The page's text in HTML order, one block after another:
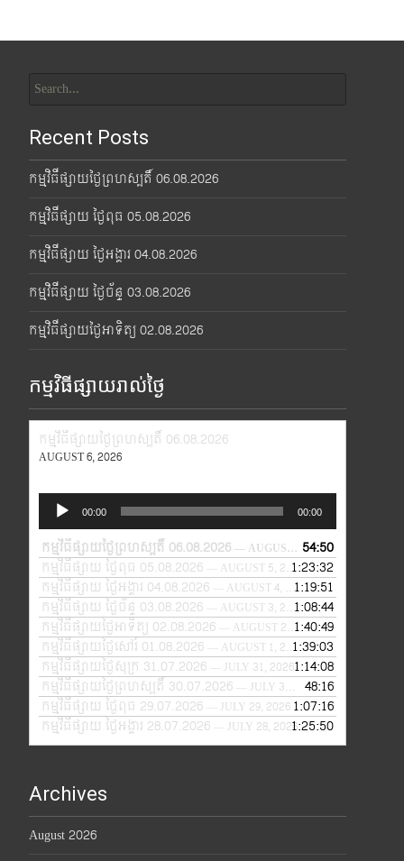
for:
Recent Posts
កម្មវិធីផ្សាយថ្ងៃព្រហស្បតិ៍ 06.08.2026
កម្មវិធីផ្សាយ ថ្ងៃពុធ 05.08.2026
កម្មវិធីផ្សាយ ថ្ងៃអង្គារ 04.08.2026
កម្មវិធីផ្សាយ ថ្ងៃច័ន្ទ 03.08.2026
កម្មវិធីផ្សាយថ្ងៃអាទិត្យ 02.08.2026
កម្មវិធីផ្សាយរាល់ថ្ងៃ
កម្មវិធីផ្សាយថ្ងៃព្រហស្បតិ៍ 06.08.2026
AUGUST 6, 2026
Audio
Player
00:00 00:00
កម្មវិធីផ្សាយថ្ងៃព្រហស្បតិ៍ 06.08.2026— AUGUST 6, 2026
54:50
កម្មវិធីផ្សាយ ថ្ងៃពុធ 05.08.2026
— AUGUST 5, 2026 1:23:32
កម្មវិធីផ្សាយ ថ្ងៃអង្គារ 04.08.2026
— AUGUST 4, 2026
1:19:51
កម្មវិធីផ្សាយ ថ្ងៃច័ន្ទ 03.08.2026
— AUGUST 3, 2026 1:08:44
កម្មវិធីផ្សាយថ្ងៃអាទិត្យ 02.08.2026
— AUGUST 2, 2026 1:40:49
កម្មវិធីផ្សាយថ្ងៃសៅរ៍ 01.08.2026
— AUGUST 1, 2026 1:39:03
កម្មវិធីផ្សាយថ្ងៃសុក្រ 31.07.2026
— JULY 31, 20261:14:08
កម្មវិធីផ្សាយថ្ងៃព្រហស្បតិ៍ 30.07.2026
— JULY 30, 2026
48:16
កម្មវិធីផ្សាយ ថ្ងៃពុធ 29.07.2026
— JULY 29, 20261:07:16
កម្មវិធីផ្សាយ ថ្ងៃអង្គារ 28.07.2026
— JULY 28, 20261:25:50
Archives
August 2026